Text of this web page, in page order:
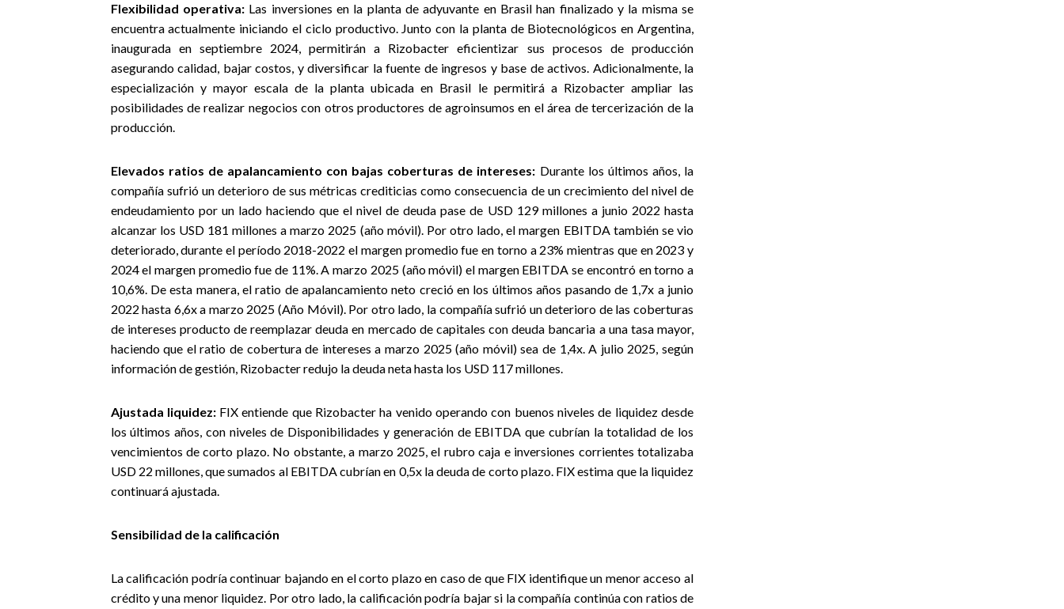
Flexibilidad operativa: Las inversiones en la planta de adyuvante en Brasil han finalizado y la misma se
encuentra actualmente iniciando el ciclo productivo. Junto con la planta de Biotecnológicos en Argentina,
inaugurada en septiembre 2024, permitirán a Rizobacter eficientizar sus procesos de producción
asegurando calidad, bajar costos, y diversificar la fuente de ingresos y base de activos. Adicionalmente, la
especialización y mayor escala de la planta ubicada en Brasil le permitirá a Rizobacter ampliar las
posibilidades de realizar negocios con otros productores de agroinsumos en el área de tercerización de la
producción.
Elevados ratios de apalancamiento con bajas coberturas de intereses: Durante los últimos años, la
compañía sufrió un deterioro de sus métricas crediticias como consecuencia de un crecimiento del nivel de
endeudamiento por un lado haciendo que el nivel de deuda pase de USD 129 millones a junio 2022 hasta
alcanzar los USD 181 millones a marzo 2025 (año móvil). Por otro lado, el margen EBITDA también se vio
deteriorado, durante el período 2018-2022 el margen promedio fue en torno a 23% mientras que en 2023 y
2024 el margen promedio fue de 11%. A marzo 2025 (año móvil) el margen EBITDA se encontró en torno a
10,6%. De esta manera, el ratio de apalancamiento neto creció en los últimos años pasando de 1,7x a junio
2022 hasta 6,6x a marzo 2025 (Año Móvil). Por otro lado, la compañía sufrió un deterioro de las coberturas
de intereses producto de reemplazar deuda en mercado de capitales con deuda bancaria a una tasa mayor,
haciendo que el ratio de cobertura de intereses a marzo 2025 (año móvil) sea de 1,4x. A julio 2025, según
información de gestión, Rizobacter redujo la deuda neta hasta los USD 117 millones.
Ajustada liquidez: FIX entiende que Rizobacter ha venido operando con buenos niveles de liquidez desde
los últimos años, con niveles de Disponibilidades y generación de EBITDA que cubrían la totalidad de los
vencimientos de corto plazo. No obstante, a marzo 2025, el rubro caja e inversiones corrientes totalizaba
USD 22 millones, que sumados al EBITDA cubrían en 0,5x la deuda de corto plazo. FIX estima que la liquidez
continuará ajustada.
Sensibilidad de la calificación
La calificación podría continuar bajando en el corto plazo en caso de que FIX identifique un menor acceso al
crédito y una menor liquidez. Por otro lado, la calificación podría bajar si la compañía continúa con ratios de